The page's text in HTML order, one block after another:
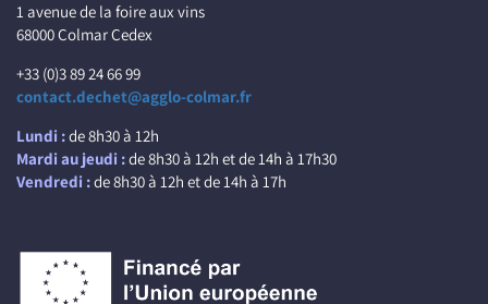
1 avenue de la foire aux vins
68000 Colmar Cedex
+33 (0)3 89 24 66 99
contact.dechet@agglo-colmar.fr
Lundi :de 8h30 à 12h
Mardi au jeudi :de 8h30 à 12h et de 14h à 17h30
Vendredi :de 8h30 à 12h et de 14h à 17h